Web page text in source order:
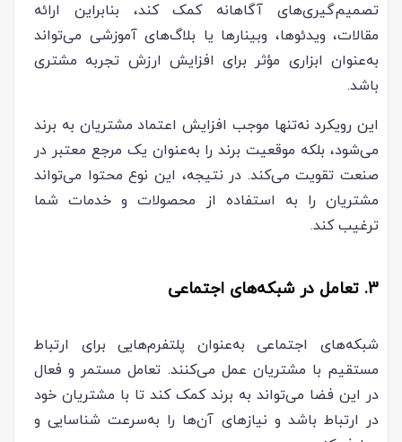
تصمیم‌گیری‌های آگاهانه کمک کند، بنابراین ارائه
مقالات، ویدئوها، وبینارها یا بلاگ‌های آموزشی می‌تواند
به‌عنوان ابزاری مؤثر برای افزایش ارزش تجربه مشتری
باشد.
این رویکرد نه‌تنها موجب افزایش اعتماد مشتریان به برند
می‌شود، بلکه موقعیت برند را به‌عنوان یک مرجع معتبر در
صنعت تقویت می‌کند. در نتیجه، این نوع محتوا می‌تواند
مشتریان را به استفاده از محصولات و خدمات شما
ترغیب کند.
3. تعامل در شبکه‌های اجتماعی
شبکه‌های اجتماعی به‌عنوان پلتفرم‌هایی برای ارتباط
مستقیم با مشتریان عمل می‌کنند. تعامل مستمر و فعال
در این فضا می‌تواند به برند کمک کند تا با مشتریان خود
در ارتباط باشد و نیازهای آن‌ها را به‌سرعت شناسایی و